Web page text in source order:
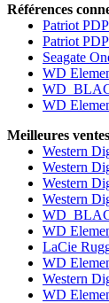
Références
Patriot
Patriot
Seagate
WD
WD
Meilleures
Western
Western
Western
Western
WD
LaCie
WD
Western
WD